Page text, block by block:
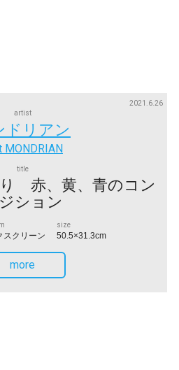
2021.6.26
artist
ドリアン
MONDRIAN
title
り 赤、黄、青のコン
ション
スクリーン
size
50.5×31.3cm
more